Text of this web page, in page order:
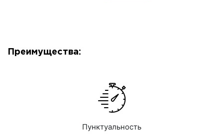
Преимущества:
Пунктуальность